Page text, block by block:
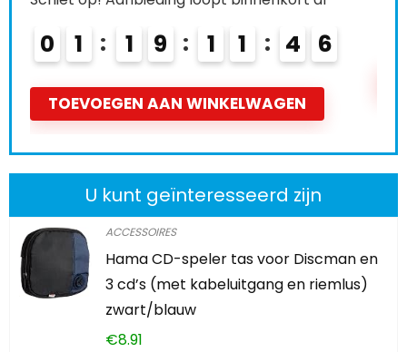
5
U kunt geïnteresseerd zijn
ACCESSOIRES
Hama CD-speler tas voor Discman en
3 cd’s (met kabeluitgang en riemlus)
zwart/blauw
€8.91